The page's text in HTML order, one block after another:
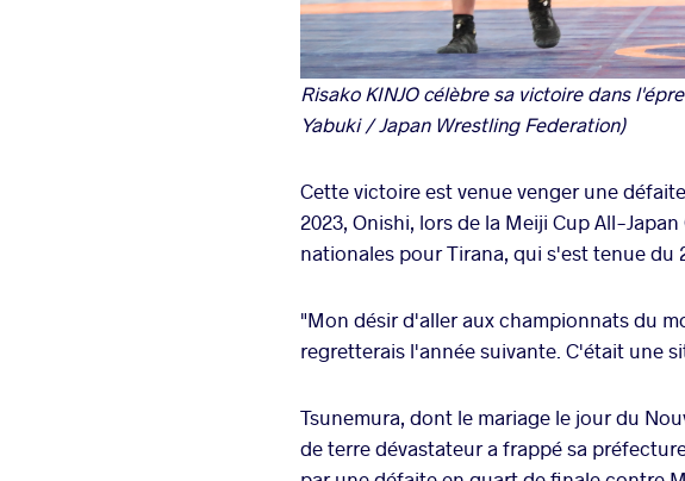
Risako KINJO célèbre sa victoire dans
Yabuki / Japan Wrestling Federation)
Cette victoire est venue venger une
2023, Onishi, lors de la Meiji Cup All-
nationales pour Tirana, qui s'est tenue du
"Mon désir d'aller aux championnats du
regretterais l'année suivante. C'était une
Tsunemura, dont le mariage le jour du
de terre dévastateur a frappé sa